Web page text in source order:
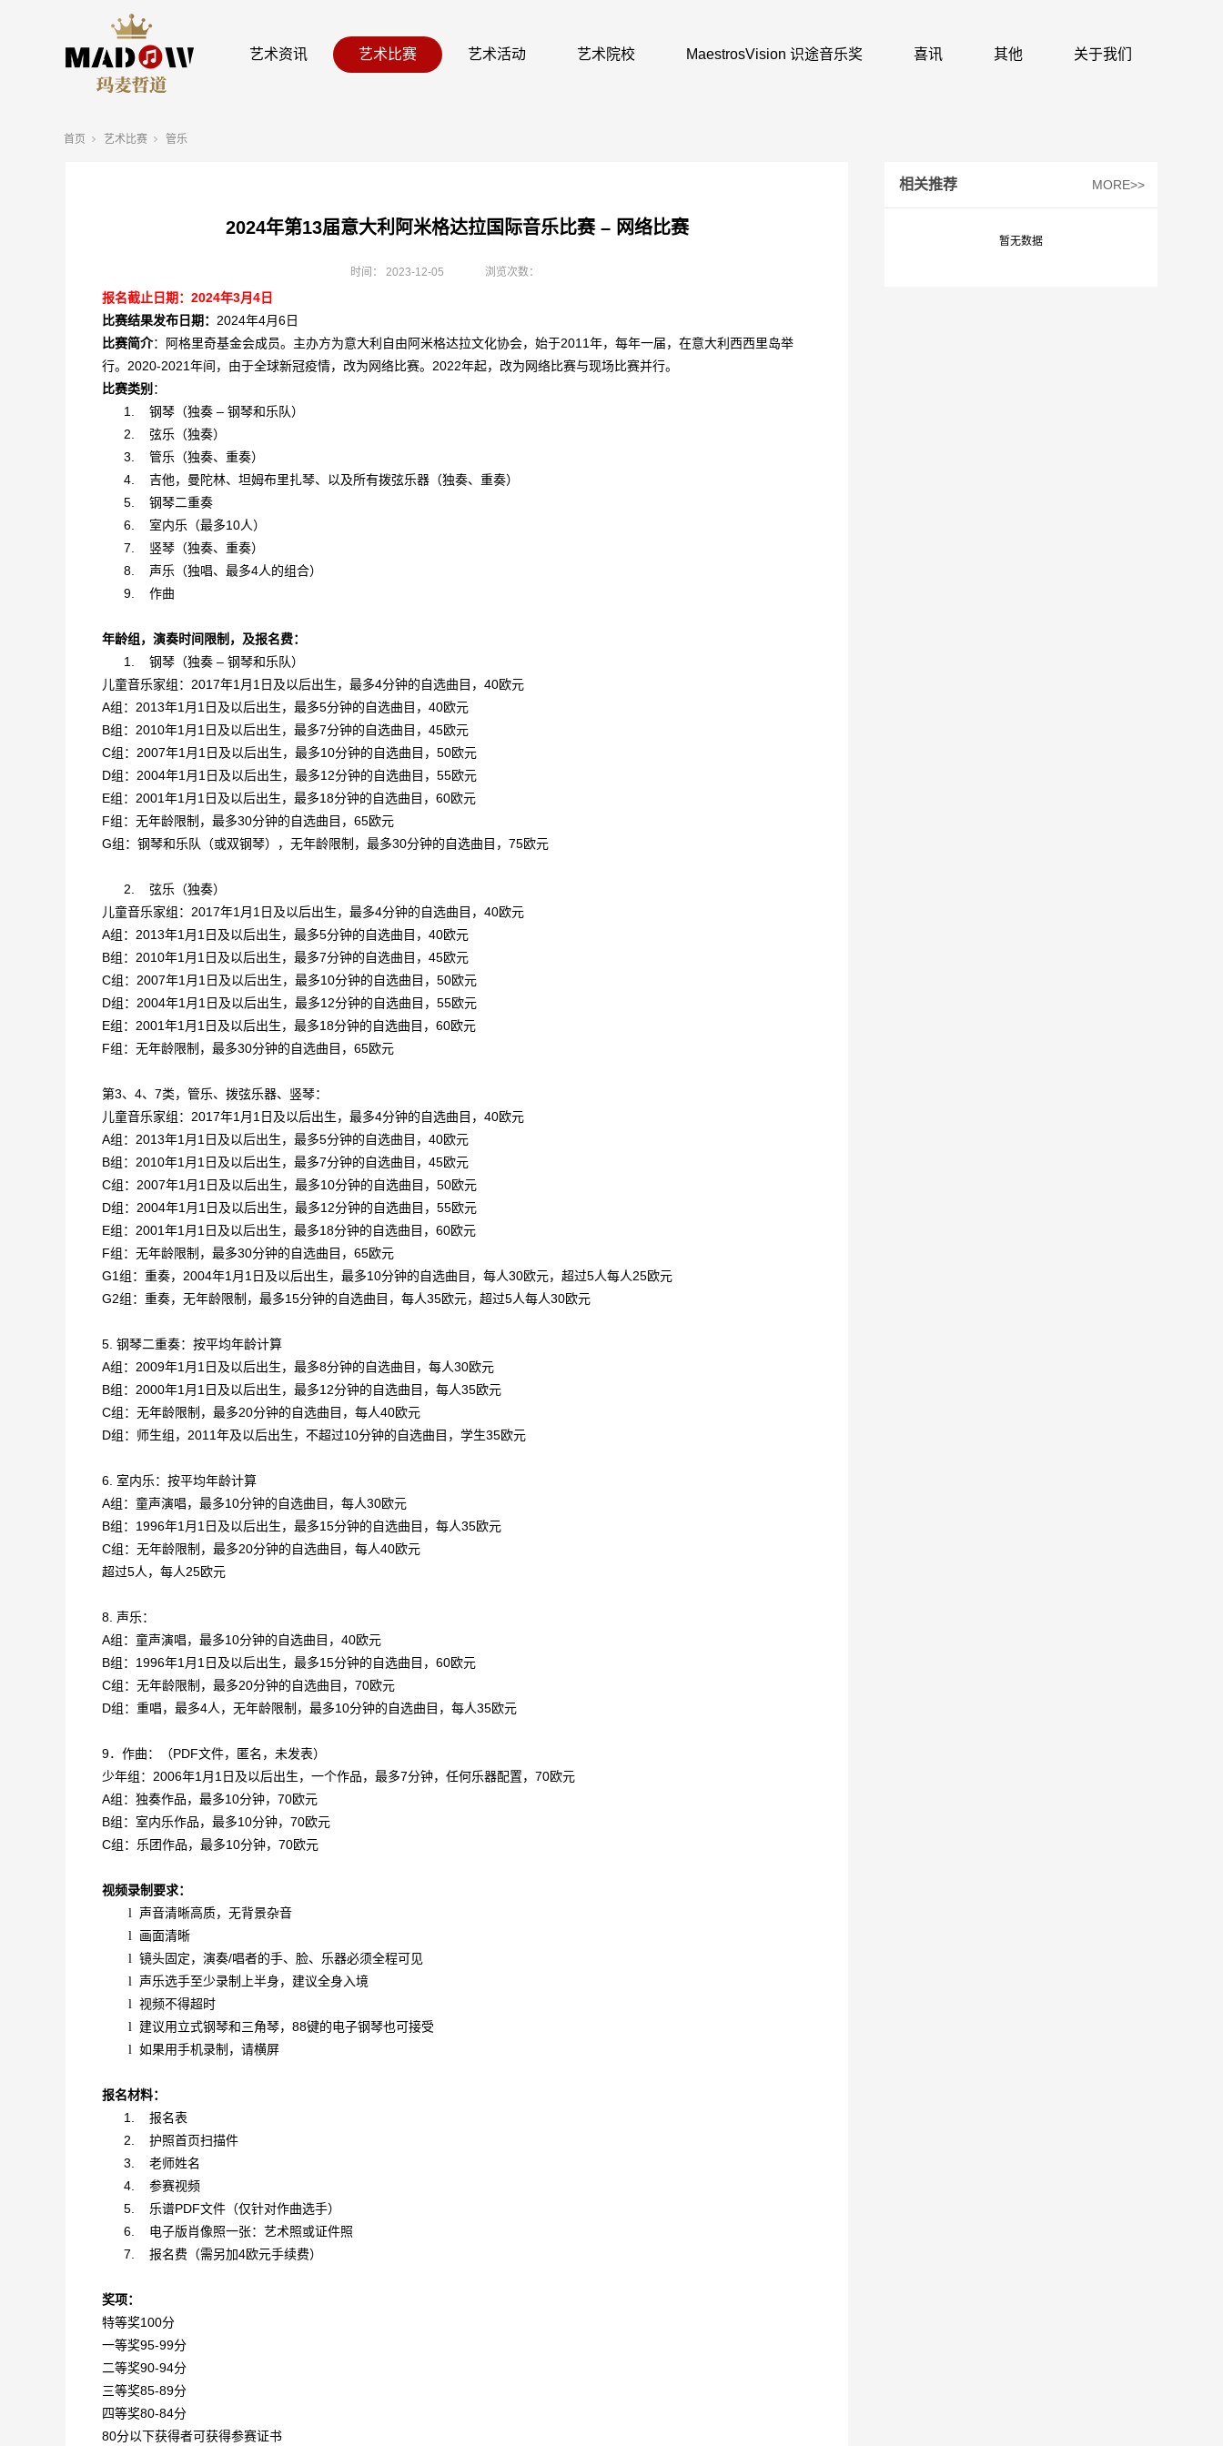
艺术资讯 艺术比赛 艺术活动 艺术院校 MaestrosVision 识途音乐奖 喜讯 其他 关于我们
首页 艺术比赛 管乐
2024年第13届意大利阿米格达拉国际音乐比赛 – 网络比赛
时间： 2023-12-05 浏览次数：
报名截止日期：2024年3月4日
比赛结果发布日期： 2024年4月6日
比赛简介：阿格里奇基金会成员。主办方为意大利自由阿米格达拉文化协会，始于2011年，每年一届，在意大利西西里岛举
行。2020-2021年间，由于全球新冠疫情，改为网络比赛。2022年起，改为网络比赛与现场比赛并行。
比赛类别 ：
1.
钢琴（独奏 – 钢琴和乐队）
2.
弦乐（独奏）
3.
管乐（独奏、重奏）
4.
吉他，曼陀林、坦姆布里扎琴、以及所有拨弦乐器（独奏、重奏）
5.
钢琴二重奏
6.
室内乐（最多10人）
7.
竖琴（独奏、重奏）
8.
声乐（独唱、最多4人的组合）
9.
作曲
年龄组，演奏时间限制，及报名费：
1.
钢琴（独奏 – 钢琴和乐队）
儿童音乐家组：2017年1月1日及以后出生，最多4分钟的自选曲目，40欧元
A组：2013年1月1日及以后出生，最多5分钟的自选曲目，40欧元
B组：2010年1月1日及以后出生，最多7分钟的自选曲目，45欧元
C组：2007年1月1日及以后出生，最多10分钟的自选曲目，50欧元
D组：2004年1月1日及以后出生，最多12分钟的自选曲目，55欧元
E组：2001年1月1日及以后出生，最多18分钟的自选曲目，60欧元
F组：无年龄限制，最多30分钟的自选曲目，65欧元
G组：钢琴和乐队（或双钢琴），无年龄限制，最多30分钟的自选曲目，75欧元
2.
弦乐（独奏）
儿童音乐家组：2017年1月1日及以后出生，最多4分钟的自选曲目，40欧元
A组：2013年1月1日及以后出生，最多5分钟的自选曲目，40欧元
B组：2010年1月1日及以后出生，最多7分钟的自选曲目，45欧元
C组：2007年1月1日及以后出生，最多10分钟的自选曲目，50欧元
D组：2004年1月1日及以后出生，最多12分钟的自选曲目，55欧元
E组：2001年1月1日及以后出生，最多18分钟的自选曲目，60欧元
F组：无年龄限制，最多30分钟的自选曲目，65欧元
第3、4、7类，管乐、拨弦乐器、竖琴：
儿童音乐家组：2017年1月1日及以后出生，最多4分钟的自选曲目，40欧元
A组：2013年1月1日及以后出生，最多5分钟的自选曲目，40欧元
B组：2010年1月1日及以后出生，最多7分钟的自选曲目，45欧元
C组：2007年1月1日及以后出生，最多10分钟的自选曲目，50欧元
D组：2004年1月1日及以后出生，最多12分钟的自选曲目，55欧元
E组：2001年1月1日及以后出生，最多18分钟的自选曲目，60欧元
F组：无年龄限制，最多30分钟的自选曲目，65欧元
G1组：重奏，2004年1月1日及以后出生，最多10分钟的自选曲目，每人30欧元，超过5人每人25欧元
G2组：重奏，无年龄限制，最多15分钟的自选曲目，每人35欧元，超过5人每人30欧元
5. 钢琴二重奏：按平均年龄计算
A组：2009年1月1日及以后出生，最多8分钟的自选曲目，每人30欧元
B组：2000年1月1日及以后出生，最多12分钟的自选曲目，每人35欧元
C组：无年龄限制，最多20分钟的自选曲目，每人40欧元
D组：师生组，2011年及以后出生，不超过10分钟的自选曲目，学生35欧元
6. 室内乐：按平均年龄计算
A组：童声演唱，最多10分钟的自选曲目，每人30欧元
B组：1996年1月1日及以后出生，最多15分钟的自选曲目，每人35欧元
C组：无年龄限制，最多20分钟的自选曲目，每人40欧元
超过5人，每人25欧元
8. 声乐：
A组：童声演唱，最多10分钟的自选曲目，40欧元
B组：1996年1月1日及以后出生，最多15分钟的自选曲目，60欧元
C组：无年龄限制，最多20分钟的自选曲目，70欧元
D组：重唱，最多4人，无年龄限制，最多10分钟的自选曲目，每人35欧元
9．作曲：（PDF文件，匿名，未发表）
少年组：2006年1月1日及以后出生，一个作品，最多7分钟，任何乐器配置，70欧元
A组：独奏作品，最多10分钟，70欧元
B组：室内乐作品，最多10分钟，70欧元
C组：乐团作品，最多10分钟，70欧元
视频录制要求：
l 声音清晰高质，无背景杂音
l 画面清晰
l 镜头固定，演奏/唱者的手、脸、乐器必须全程可见
l 声乐选手至少录制上半身，建议全身入境
l 视频不得超时
l 建议用立式钢琴和三角琴，88键的电子钢琴也可接受
l 如果用手机录制，请横屏
报名材料：
1.
报名表
2.
护照首页扫描件
3.
老师姓名
4.
参赛视频
5.
乐谱PDF文件（仅针对作曲选手）
6.
电子版肖像照一张：艺术照或证件照
7.
报名费（需另加4欧元手续费）
奖项：
特等奖100分
一等奖95-99分
二等奖90-94分
三等奖85-89分
四等奖80-84分
80分以下获得者可获得参赛证书
相关推荐 MORE>>
暂无数据